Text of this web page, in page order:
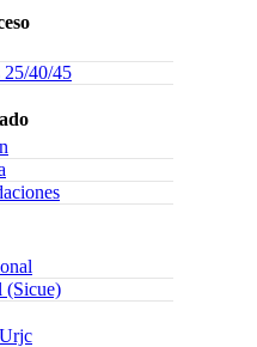
25/40/45
(Sicue)